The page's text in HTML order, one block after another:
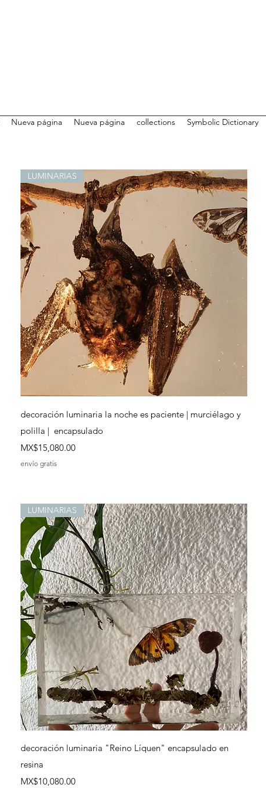
Nueva página Nueva página collections Symbolic Dictionary
Quick View
LUMINARIAS
decoración luminaria la noche es paciente | murciélago y
polilla | encapsulado
Price
MX$15,080.00
envío gratis
Quick View
LUMINARIAS
decoración luminaria "Reino Líquen" encapsulado en
resina
Price
MX$10,080.00